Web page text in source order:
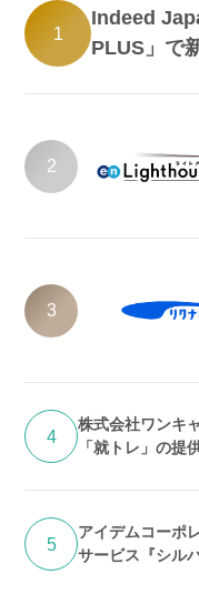
1
Indeed
PLUS」で
2
3
4
株式会社ワンキ
「就トレ」の提
5
アイデムコーポ
サービス『シル